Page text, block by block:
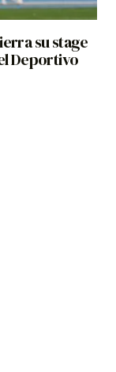
su stage
Deportivo